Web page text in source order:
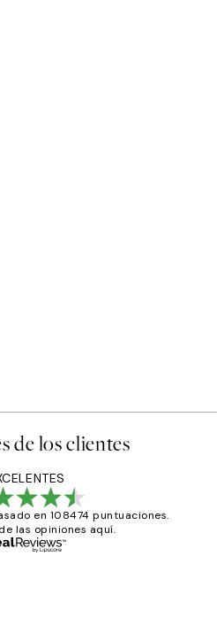
de los clientes
en 108474 puntuaciones.
las opiniones aquí.